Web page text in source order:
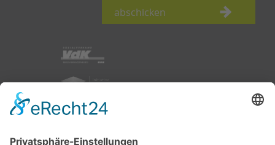
abschicken